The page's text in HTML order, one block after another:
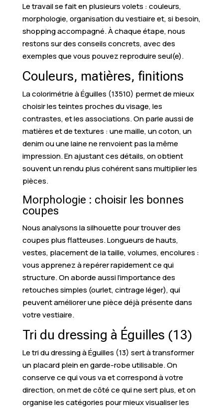
Le travail se fait en plusieurs volets : couleurs,
morphologie, organisation du vestiaire et, si besoin,
shopping accompagné. À chaque étape, nous
restons sur des conseils concrets, avec des
exemples que vous pouvez reproduire seul(e).
Couleurs, matières, finitions
La colorimétrie à Éguilles (13510) permet de mieux
choisir les teintes proches du visage, les
contrastes, et les associations. On parle aussi de
matières et de textures : une maille, un coton, un
denim ou une laine ne renvoient pas la même
impression. En ajustant ces détails, on obtient
souvent un rendu plus cohérent sans multiplier les
pièces.
Morphologie : choisir les bonnes
coupes
Nous analysons la silhouette pour trouver des
coupes plus flatteuses. Longueurs de hauts,
vestes, placement de la taille, volumes, encolures :
vous apprenez à repérer rapidement ce qui
structure. On aborde aussi l’importance des
retouches simples (ourlet, cintrage léger), qui
peuvent améliorer une pièce déjà présente dans
votre vestiaire.
Tri du dressing à Éguilles (13)
Le tri du dressing à Éguilles (13) sert à transformer
un placard plein en garde-robe utilisable. On
conserve ce qui vous va et correspond à votre
direction, on met de côté ce qui ne sert plus, et on
organise les catégories pour mieux visualiser les